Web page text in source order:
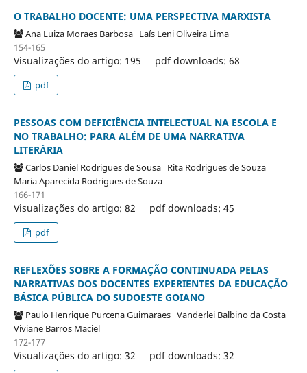
O TRABALHO DOCENTE: UMA PERSPECTIVA MARXISTA
Ana Luiza Moraes Barbosa Laís Leni Oliveira Lima
154-165
Visualizações do artigo: 195 pdf downloads: 68
pdf
PESSOAS COM DEFICIÊNCIA INTELECTUAL NA ESCOLA E
NO TRABALHO: PARA ALÉM DE UMA NARRATIVA
LITERÁRIA
Carlos Daniel Rodrigues de Sousa Rita Rodrigues de Souza
Maria Aparecida Rodrigues de Souza
166-171
Visualizações do artigo: 82 pdf downloads: 45
pdf
REFLEXÕES SOBRE A FORMAÇÃO CONTINUADA PELAS
NARRATIVAS DOS DOCENTES EXPERIENTES DA EDUCAÇÃO
BÁSICA PÚBLICA DO SUDOESTE GOIANO
Paulo Henrique Purcena Guimaraes Vanderlei Balbino da Costa
Viviane Barros Maciel
172-177
Visualizações do artigo: 32 pdf downloads: 32